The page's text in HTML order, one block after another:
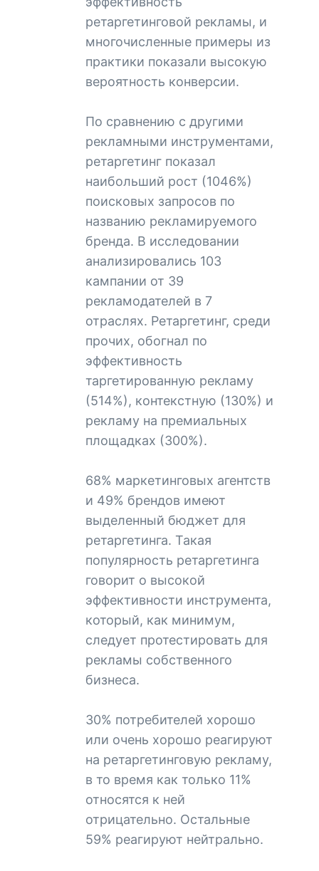
ретаргетинговой рекламы, и
многочисленные примеры из
практики показали высокую
вероятность конверсии.
По сравнению с другими
рекламными инструментами,
ретаргетинг показал
наибольший рост (1046%)
поисковых запросов по
названию рекламируемого
бренда. В исследовании
анализировались 103
кампании от 39
рекламодателей в 7
отраслях. Ретаргетинг, среди
прочих, обогнал по
эффективность
таргетированную рекламу
(514%), контекстную (130%) и
рекламу на премиальных
площадках (300%).
68% маркетинговых агентств
и 49% брендов имеют
выделенный бюджет для
ретаргетинга. Такая
популярность ретаргетинга
говорит о высокой
эффективности инструмента,
который, как минимум,
следует протестировать для
рекламы собственного
бизнеса.
30% потребителей хорошо
или очень хорошо реагируют
на ретаргетинговую рекламу,
в то время как только 11%
относятся к ней
отрицательно. Остальные
59% реагируют нейтрально.